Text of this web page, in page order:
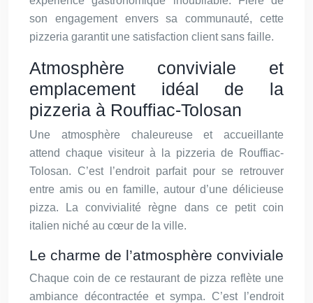
son engagement envers sa communauté, cette
pizzeria garantit une satisfaction client sans faille.
Atmosphère conviviale et
emplacement idéal de la
pizzeria à Rouffiac-Tolosan
Une atmosphère chaleureuse et accueillante
attend chaque visiteur à la pizzeria de Rouffiac-
Tolosan. C’est l’endroit parfait pour se retrouver
entre amis ou en famille, autour d’une délicieuse
pizza. La convivialité règne dans ce petit coin
italien niché au cœur de la ville.
Le charme de l’atmosphère conviviale
Chaque coin de ce restaurant de pizza reflète une
ambiance décontractée et sympa. C’est l’endroit